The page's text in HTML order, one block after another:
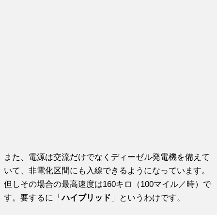
また、電源は交流だけでなくディーゼル発電機を備えて
いて、非電化区間にも入線できるようになっています。
但しその場合の最高速度は160キロ（100マイル／時）で
す。要するに「ハイブリッド 」というわけです。